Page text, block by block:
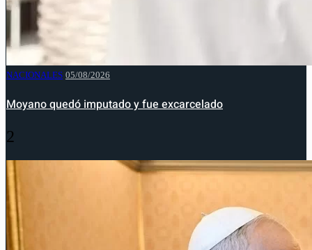
NACIONALES 05/08/2026
Moyano quedó imputado y fue excarcelado
2